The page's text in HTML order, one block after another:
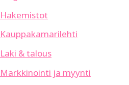
Hakemistot
Kauppakamarilehti
Laki & talous
Markkinointi ja myynti